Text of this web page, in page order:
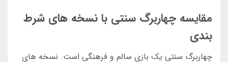
مقایسه چهاربرگ سنتی با نسخه های شرط
بندی
چهاربرگ سنتی یک بازی سالم و فرهنگی است. نسخه های